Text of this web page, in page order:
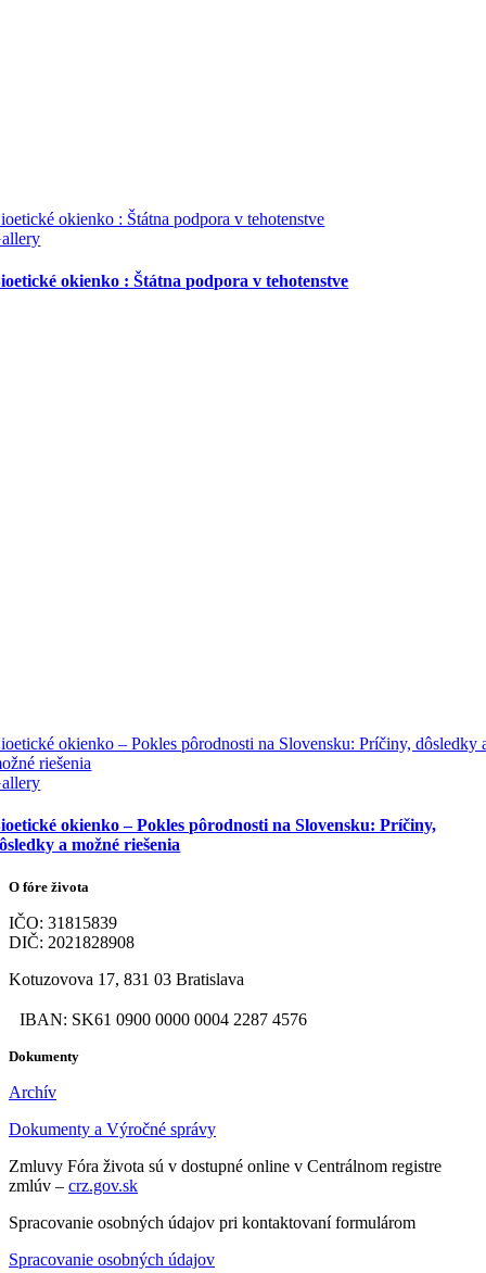
okienko : Štátna podpora v tehotenstve
okienko : Štátna podpora v tehotenstve
okienko – Pokles pôrodnosti na Slovensku: Príčiny, dôsledky
riešenia
okienko – Pokles pôrodnosti na Slovensku: Príčiny,
a možné riešenia
O fóre života
IČO: 31815839
DIČ: 2021828908
Kotuzovova 17, 831 03 Bratislava
IBAN: SK61 0900 0000 0004 2287 4576
Dokumenty
Archív
Dokumenty a Výročné správy
Zmluvy Fóra života sú v dostupné online v Centrálnom registre
zmlúv – crz.gov.sk
Spracovanie osobných údajov pri kontaktovaní formulárom
Spracovanie osobných údajov